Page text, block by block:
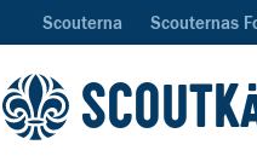
Scouterna Scouternas